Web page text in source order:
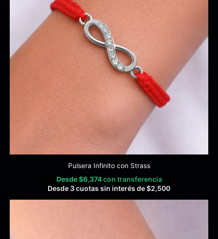
Pulsera Infinito con Strass
Desde$6,374 con transferencia
Desde 3 cuotas sin interés de$2,500